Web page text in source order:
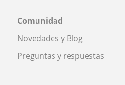
Comunidad
Novedades y Blog
Preguntas y respuestas